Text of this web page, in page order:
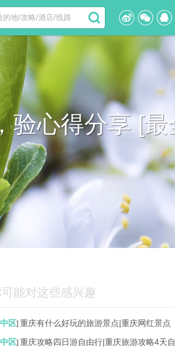
验心得分享 [最
能对这些感兴趣
区] 重庆有什么好玩的旅游景点|重庆网红景点
区] 重庆攻略四日游自由行|重庆旅游攻略4天